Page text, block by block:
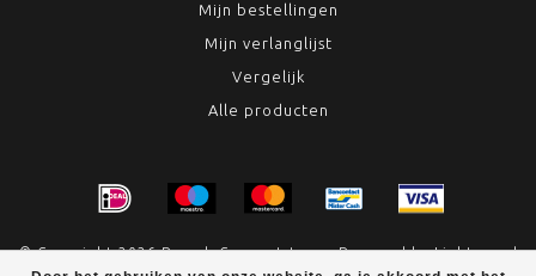
Mijn bestellingen
Mijn verlanglijst
Vergelijk
Alle producten
© Copyright 2026 Rumah Conceptstore - Powered byLightspeed